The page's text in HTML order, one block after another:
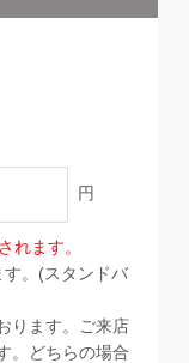
円
れます。
。(スタンドバ
ります。ご来店
。どちらの場合